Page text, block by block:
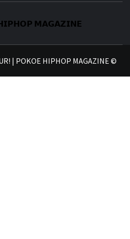
| POKOE HIPHOP MAGAZINE ©